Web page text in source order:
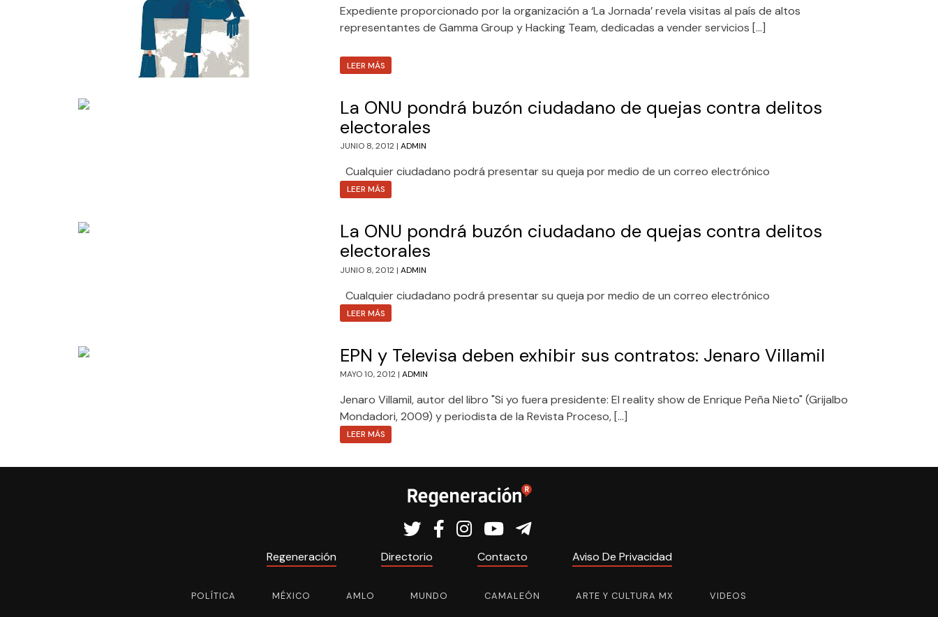
Expediente proporcionado por la organización a ‘La Jornada’ revela visitas al país de altos
representantes de Gamma Group y Hacking Team, dedicadas a vender servicios […]
LEER MÁS
La ONU pondrá buzón ciudadano de quejas contra delitos
electorales
JUNIO 8, 2012 | ADMIN
Cualquier ciudadano podrá presentar su queja por medio de un correo electrónico
LEER MÁS
La ONU pondrá buzón ciudadano de quejas contra delitos
electorales
JUNIO 8, 2012 | ADMIN
Cualquier ciudadano podrá presentar su queja por medio de un correo electrónico
LEER MÁS
EPN y Televisa deben exhibir sus contratos: Jenaro Villamil
MAYO 10, 2012 | ADMIN
Jenaro Villamil, autor del libro "Si yo fuera presidente: El reality show de Enrique Peña Nieto" (Grijalbo
Mondadori, 2009) y periodista de la Revista Proceso, […]
LEER MÁS
Regeneración Directorio Contacto Aviso De Privacidad
POLÍTICA MÉXICO AMLO MUNDO CAMALEÓN ARTE Y CULTURA MX VIDEOS